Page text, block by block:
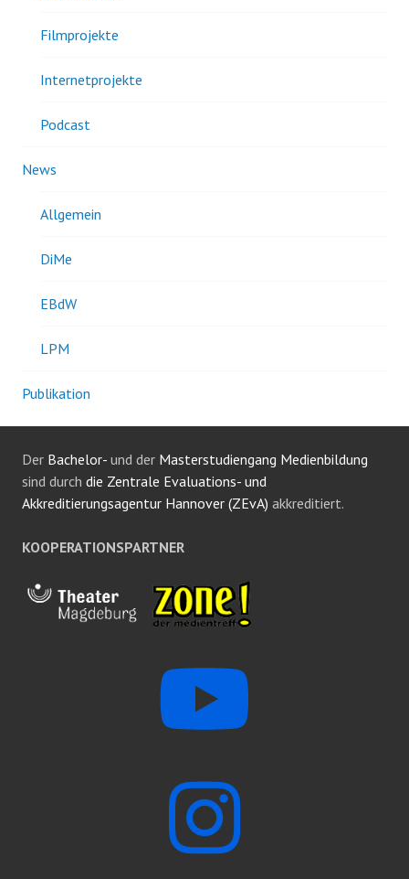
Filmprojekte
Internetprojekte
Podcast
News
Allgemein
DiMe
EBdW
LPM
Publikation
Der Bachelor- und der Masterstudiengang Medienbildung
sind durch die Zentrale Evaluations- und
Akkreditierungsagentur Hannover (ZEvA) akkreditiert.
KOOPERATIONSPARTNER